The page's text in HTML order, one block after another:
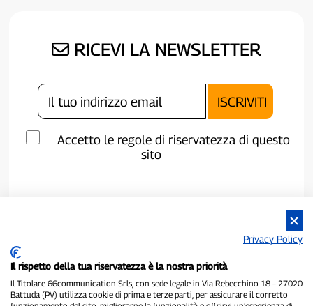
RICEVI LA NEWSLETTER
Accetto le regole di riservatezza di questo
sito
Privacy Policy
Il rispetto della tua riservatezza è la nostra priorità
Il Titolare 66communication Srls, con sede legale in Via Rebecchino 18 – 27020
Battuda (PV) utilizza cookie di prima e terze parti, per assicurare il corretto